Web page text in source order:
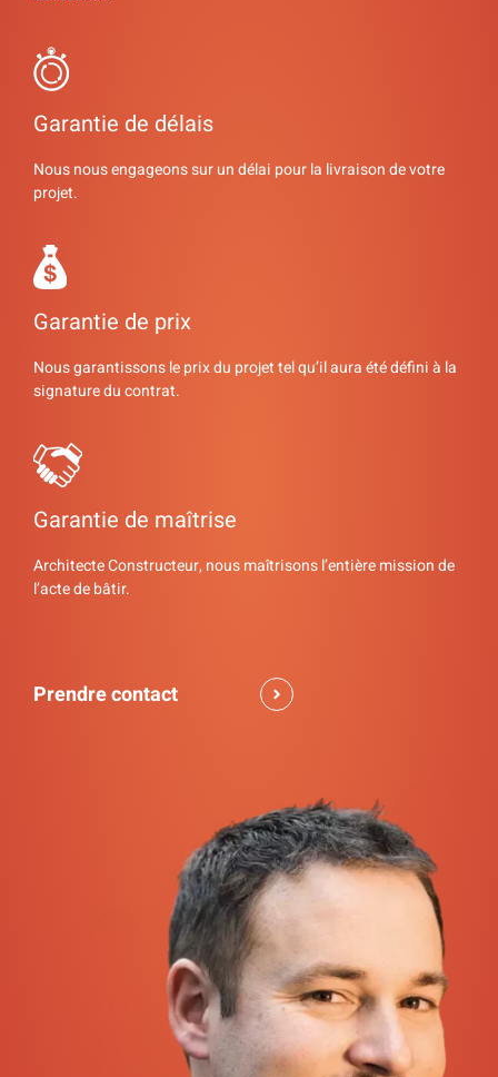
Garantie de délais
Nous nous engageons sur un délai pour la livraison de votre
projet.
Garantie de prix
Nous garantissons le prix du projet tel qu’il aura été défini à la
signature du contrat.
Garantie de maîtrise
Architecte Constructeur, nous maîtrisons l’entière mission de
l’acte de bâtir.
Prendre contact